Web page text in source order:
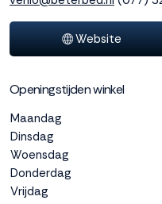
onze website te
anoniem. Meer
weten? Lees
dit overzicht
alle
cookieinstellingen en
lees hier onze privacy
policy
Website
Openingstijden winkel
Maandag
Dinsdag
Woensdag
Donderdag
Vrijdag